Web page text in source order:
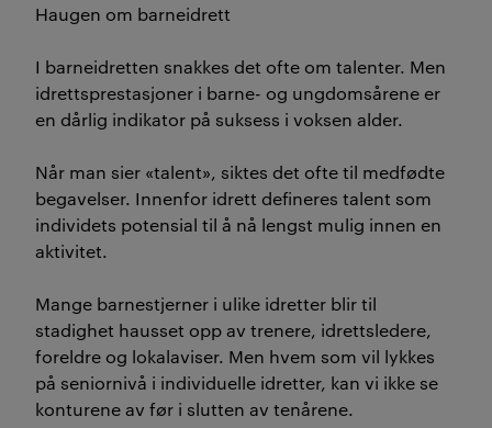
Haugen om barneidrett
I barneidretten snakkes det ofte om talenter. Men
idrettsprestasjoner i barne- og ungdomsårene er
en dårlig indikator på suksess i voksen alder.
Når man sier «talent», siktes det ofte til medfødte
begavelser. Innenfor idrett defineres talent som
individets potensial til å nå lengst mulig innen en
aktivitet.
Mange barnestjerner i ulike idretter blir til
stadighet hausset opp av trenere, idrettsledere,
foreldre og lokalaviser. Men hvem som vil lykkes
på seniornivå i individuelle idretter, kan vi ikke se
konturene av før i slutten av tenårene.